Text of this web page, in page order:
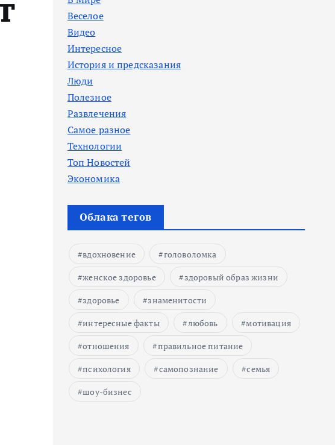
Веселое
Видео
Интересное
История и предсказания
Люди
Полезное
Развлечения
Самое разное
Технологии
Топ Новостей
Экономика
Облака тегов
вдохновение
головоломка
женское здоровье
здоровый образ жизни
здоровье
знаменитости
интересные факты
любовь
мотивация
отношения
правильное питание
психология
самопознание
семья
шоу-бизнес